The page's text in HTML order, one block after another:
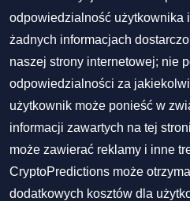
odpowiedzialność użytkownika
żadnych informacjach
naszej strony internetowej; nie
odpowiedzialności za
użytkownik może ponieść w
informacji zawartych na tej
może zawierać reklamy i inne
CryptoPredictions może
dodatkowych kosztów dla